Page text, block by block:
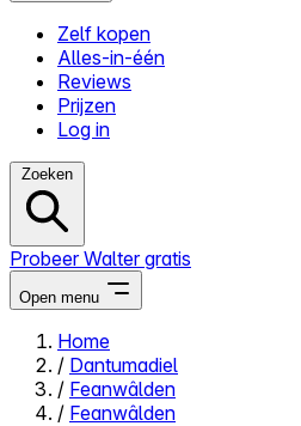
Zelf kopen
Alles-in-één
Reviews
Prijzen
Log in
Zoeken
Probeer Walter gratis
Open menu
Close menu
Home
/ Dantumadiel
/ Feanwâlden
/ Feanwâlden